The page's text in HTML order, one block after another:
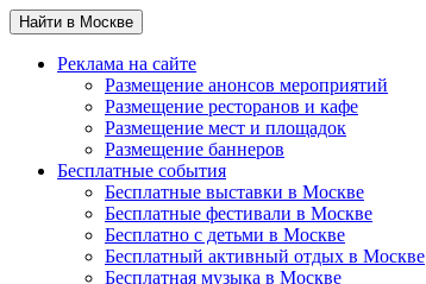
Найти в Москве
Реклама на сайте
Размещение анонсов мероприятий
Размещение ресторанов и кафе
Размещение мест и площадок
Размещение баннеров
Бесплатные события
Бесплатные выставки в Москве
Бесплатные фестивали в Москве
Бесплатно с детьми в Москве
Бесплатный активный отдых в Москве
Бесплатная музыка в Москве